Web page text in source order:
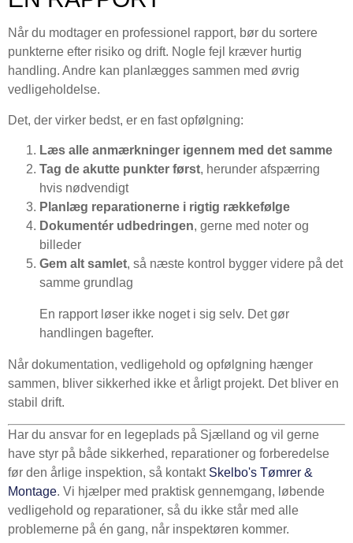
Når du modtager en professionel rapport, bør du sortere
punkterne efter risiko og drift. Nogle fejl kræver hurtig
handling. Andre kan planlægges sammen med øvrig
vedligeholdelse.
Det, der virker bedst, er en fast opfølgning:
Læs alle anmærkninger igennem med det samme
Tag de akutte punkter først, herunder afspærring
hvis nødvendigt
Planlæg reparationerne i rigtig rækkefølge
Dokumentér udbedringen, gerne med noter og
billeder
Gem alt samlet, så næste kontrol bygger videre på det
samme grundlag
En rapport løser ikke noget i sig selv. Det gør
handlingen bagefter.
Når dokumentation, vedligehold og opfølgning hænger
sammen, bliver sikkerhed ikke et årligt projekt. Det bliver en
stabil drift.
Har du ansvar for en legeplads på Sjælland og vil gerne
have styr på både sikkerhed, reparationer og forberedelse
før den årlige inspektion, så kontakt Skelbo's Tømrer &
Montage. Vi hjælper med praktisk gennemgang, løbende
vedligehold og reparationer, så du ikke står med alle
problemerne på én gang, når inspektøren kommer.